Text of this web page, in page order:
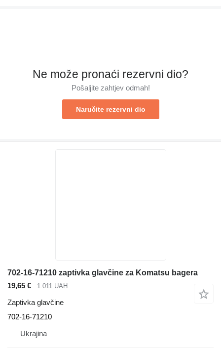
Ne može pronaći rezervni dio?
Pošaljite zahtjev odmah!
Naručite rezervni dio
702-16-71210 zaptivka glavčine za Komatsu bagera
19,65 €
1.011 UAH
Zaptivka glavčine
702-16-71210
Ukrajina